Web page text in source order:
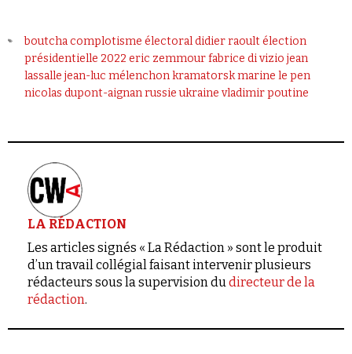
boutcha complotisme électoral didier raoult élection
présidentielle 2022 eric zemmour fabrice di vizio jean
lassalle jean-luc mélenchon kramatorsk marine le pen
nicolas dupont-aignan russie ukraine vladimir poutine
LA RÉDACTION
Les articles signés « La Rédaction » sont le produit
d’un travail collégial faisant intervenir plusieurs
rédacteurs sous la supervision dudirecteur de la
rédaction.